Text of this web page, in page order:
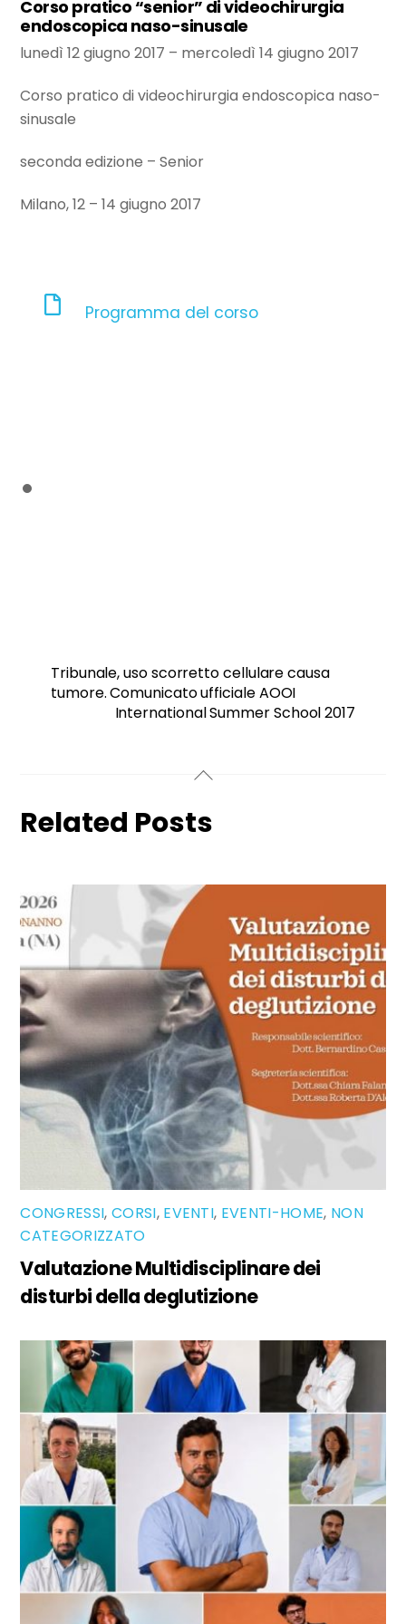
Corso pratico “senior” di videochirurgia
endoscopica naso-sinusale
lunedì 12 giugno 2017 – mercoledì 14 giugno 2017
Corso pratico di videochirurgia endoscopica naso-
sinusale
seconda edizione – Senior
Milano, 12 – 14 giugno 2017
Programma del corso
Tribunale, uso scorretto cellulare causa
tumore. Comunicato ufficiale AOOI
International Summer School 2017
Related Posts
CONGRESSI, CORSI, EVENTI, EVENTI-HOME, NON
CATEGORIZZATO
Valutazione Multidisciplinare dei
disturbi della deglutizione